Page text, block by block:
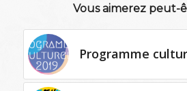
Vous aimerez peut-
Programme